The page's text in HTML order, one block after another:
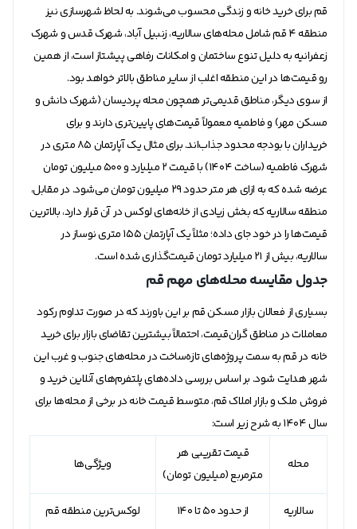
قم برای خرید خانه و زندگی محسوب می‌شوند. به لحاظ شهرسازی نیز
منطقه ۴ قم شامل محله‌های سالاریه، زنبیل آباد، شهرک قدس و شهرک
زعفرانیه به دلیل تنوع ساختمان و امکانات رفاهی پیشتاز است، از همین
رو قیمت‌ها در این منطقه اغلب از سایر مناطق بالاتر خواهد بود.
از سوی دیگر، مناطق قدیمی‌تر همچون محله پردیسان (شهرک دانش و
مسکن مهر) و فاطمیه معمولاً قیمت‌های پایین‌تری دارند و برای
خریداران با بودجه محدود جذاب‌اند. برای مثال یک آپارتمان ۸۵ متری در
شهرک فاطمیه (ساخت ۱۴۰۴) با قیمت ۲ میلیارد و ۵۰۰ میلیون تومان
عرضه شده که به ازای هر متر حدود ۲۹ میلیون تومان می‌شود. در مقابل،
منطقه سالاریه که بخش زیادی از خانه‌های لوکس در آن قرار دارد، بالاترین
قیمت‌ها را در خود جای داده؛ مثلاً یک آپارتمان ۱۵۵ متری نوساز در
سالاریه، بیش از ۲۱ میلیارد تومان قیمت‌گذاری شده است.
جدول مقایسه محله‌های مهم قم
بسیاری از فعالان بازار مسکن قم بر این باورند که در صورت تداوم رکود
معاملات در مناطق گران‌قیمت، احتمالاً بیشترین تقاضای بازار برای خرید
خانه در قم به سمت پروژه‌های تازه‌ساخت در محله‌های جنوب و غرب این
شهر هدایت شود. بر اساس بررسی داده‌های پلتفرم‌های آنلاین خرید و
فروش ملک و بازار املاک قم، متوسط قیمت خانه در برخی از محله‌ها برای
سال 1404 به شرح زیر است:
محله
قیمت تقریبی هر
مترمربع (میلیون تومان)
ویژگی‌ها
سالاریه از حدود 50 تا 140 لوکس‌ترین منطقه قم